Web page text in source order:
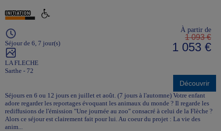
Séjour de 6, 7 jour(s)
LA FLECHE
Sarthe - 72
À partir de
1 093 €
1 053 €
Découvrir
Séjours en 6 ou 12 jours en juillet et août. (7 jours à l'automne) Votre enfant
adore regarder les reportages évoquant les animaux du monde ? Il regarde les
rediffusions de l'émission "Une journée au zoo" consacré à celui de la Flèche ?
Alors ce séjour est clairement fait pour lui. Au coeur du projet : La vie des
anim...